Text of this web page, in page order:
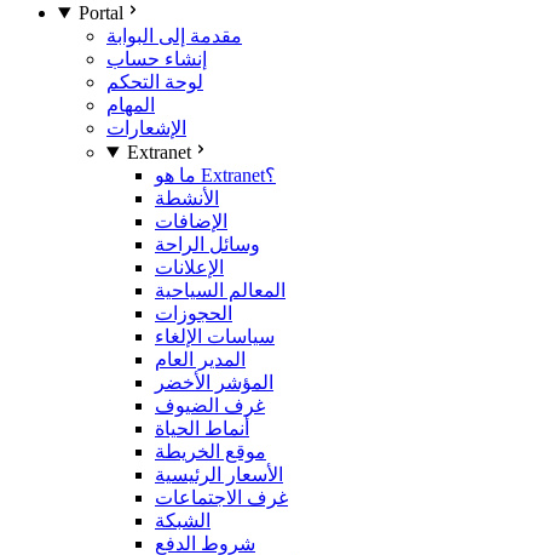
Portal
مقدمة إلى البوابة
إنشاء حساب
لوحة التحكم
المهام
الإشعارات
Extranet
ما هو Extranet؟
الأنشطة
الإضافات
وسائل الراحة
الإعلانات
المعالم السياحية
الحجوزات
سياسات الإلغاء
المدير العام
المؤشر الأخضر
غرف الضيوف
أنماط الحياة
موقع الخريطة
الأسعار الرئيسية
غرف الاجتماعات
الشبكة
شروط الدفع